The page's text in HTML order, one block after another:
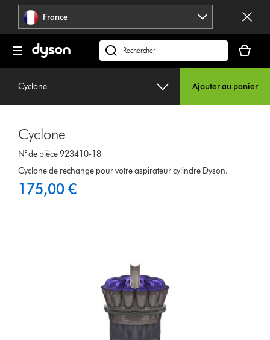
Sauter
pages
France
Rechercher
des
panier
est
Cyclone Ajouter au panier
Cyclone
N° de pièce 923410-18
Cyclone de rechange pour votre aspirateur cylindre Dyson.
175,00 €